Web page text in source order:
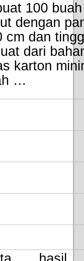
100
dengan
cm dan
dari
karton
…